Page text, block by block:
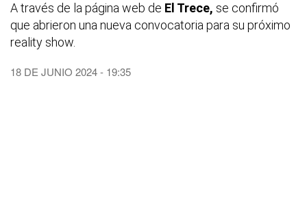
A través de la página web de El Trece, se confirmó
que abrieron una nueva convocatoria para su próximo
reality show.
18 DE JUNIO 2024 - 19:35